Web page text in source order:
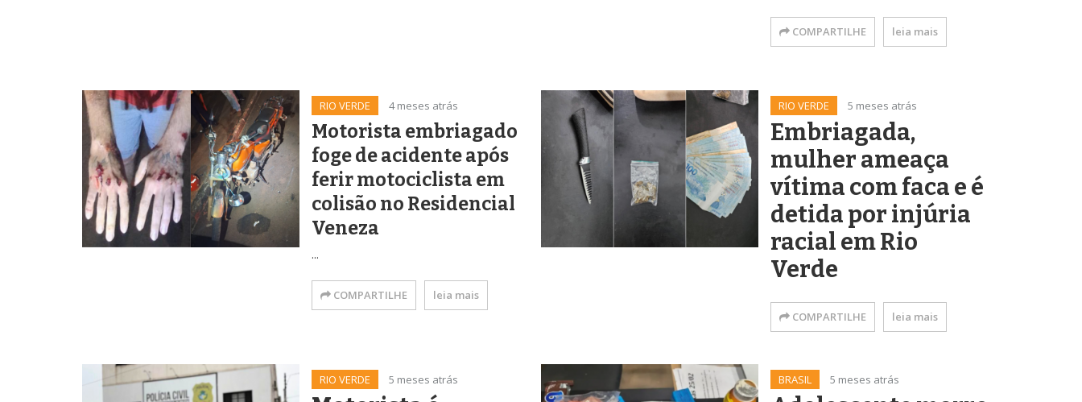
COMPARTILHE leia mais
RIO VERDE 4 meses atrás
Motorista embriagado
foge de acidente após
ferir motociclista em
colisão no Residencial
Veneza
...
COMPARTILHE leia mais
RIO VERDE 5 meses atrás
Embriagada,
mulher ameaça
vítima com faca e é
detida por injúria
racial em Rio
Verde
COMPARTILHE leia mais
RIO VERDE 5 meses atrás BRASIL 5 meses atrás